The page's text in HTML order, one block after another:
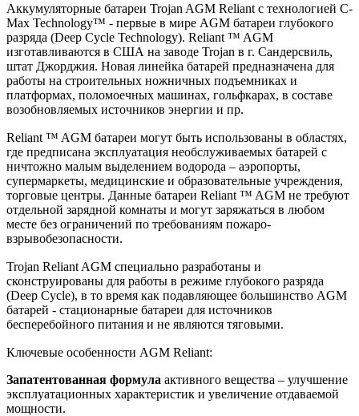
Аккумуляторные батареи Trojan AGM Reliant с технологией C-
Max Technology™ - первые в мире AGM батареи глубокого
разряда (Deep Cycle Technology). Reliant ™ AGM
изготавливаются в США на заводе Trojan в г. Сандерсвиль,
штат Джорджия. Новая линейка батарей предназначена для
работы на строительных ножничных подъемниках и
платформах, поломоечных машинах, гольфкарах, в составе
возобновляемых источников энергии и пр.
Reliant ™ AGM батареи могут быть использованы в областях,
где предписана эксплуатация необслуживаемых батарей с
ничтожно малым выделением водорода – аэропорты,
супермаркеты, медицинские и образовательные учреждения,
торговые центры. Данные батареи Reliant ™ AGM не требуют
отдельной зарядной комнаты и могут заряжаться в любом
месте без ограничений по требованиям пожаро-
взрывобезопасности.
Trojan Reliant AGM специально разработаны и
сконструированы для работы в режиме глубокого разряда
(Deep Cycle), в то время как подавляющее большинство AGM
батарей - стационарные батареи для источников
бесперебойного питания и не являются тяговыми.
Ключевые особенности AGM Reliant:
Запатентованная формула активного вещества – улучшение
эксплуатационных характеристик и увеличение отдаваемой
мощности.